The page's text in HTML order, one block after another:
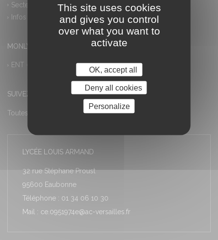
Secteur tertiaire
Infos pratiques
MONLYCEE.NET (ENT) – PRONOTE
ENT – Accès à PRONOTE
SUIVEZ-NOUS
Toutes les actualités
LYCÉE LOUIS ARMAND
32 rue Stéphane Proust
95600 Eaubonne
Téléphone : 01 34 06 10 30
Mail : ce.0951974e@ac-versailles.fr
This site uses cookies
and gives you control
over what you want to
activate
OK, accept all
Deny all cookies
Personalize